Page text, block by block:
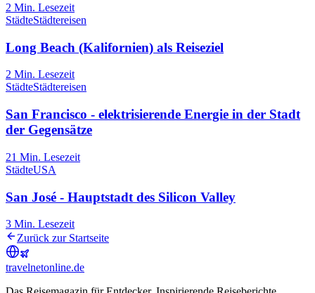
2 Min. Lesezeit
StädteStädtereisen
Long Beach (Kalifornien) als Reiseziel
2 Min. Lesezeit
StädteStädtereisen
San Francisco - elektrisierende Energie in der Stadt
der Gegensätze
21 Min. Lesezeit
StädteUSA
San José - Hauptstadt des Silicon Valley
3 Min. Lesezeit
Zurück zur Startseite
travelnetonline.de